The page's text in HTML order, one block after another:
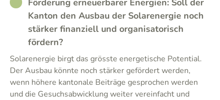
Förderung erneuerbarer Energien: Soll der
Kanton den Ausbau der Solarenergie noch
stärker finanziell und organisatorisch
fördern?
Solarenergie birgt das grösste energetische Potential.
Der Ausbau könnte noch stärker gefördert werden,
wenn höhere kantonale Beiträge gesprochen werden
und die Gesuchsabwicklung weiter vereinfacht und